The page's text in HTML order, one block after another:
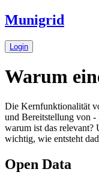
Munigrid
Login
Warum
Die Kernfunktionalität
und Bereitstellung von
warum ist das relevant?
wichtig, wie entsteht
Open Data